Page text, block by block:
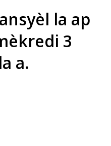
la ap
3
a.